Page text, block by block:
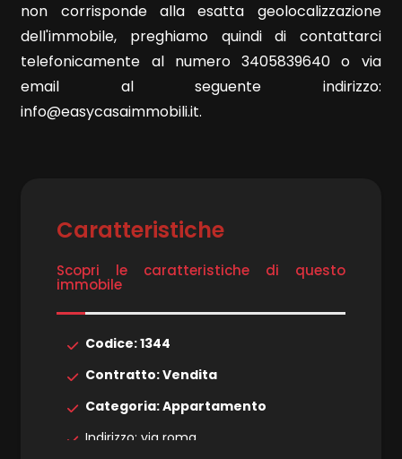
non corrisponde alla esatta geolocalizzazione
dell'immobile, preghiamo quindi di contattarci
telefonicamente al numero 3405839640 o via
email al seguente indirizzo:
info@easycasaimmobili.it.
Caratteristiche
Scopri le caratteristiche di questo
immobile
Codice: 1344
Contratto: Vendita
Categoria: Appartamento
Indirizzo: via roma
Locali
minimi
Qualsiasi